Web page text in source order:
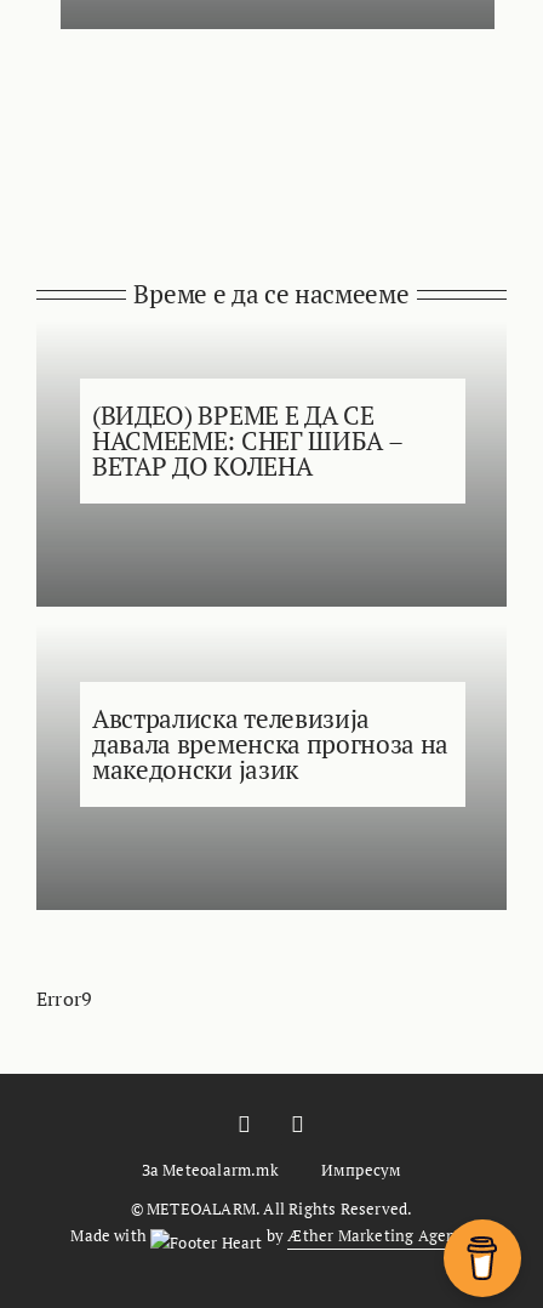
Време е да се насмееме
(ВИДЕО) ВРЕМЕ Е ДА СЕ
НАСМЕЕМЕ: СНЕГ ШИБА –
ВЕТАР ДО КОЛЕНА
Австралиска телевизија
давала временска прогноза на
македонски јазик
Error9
© METEOALARM. All Rights Reserved.
Made with
byÆther Marketing Agency
За Meteoalarm.mk Импресум